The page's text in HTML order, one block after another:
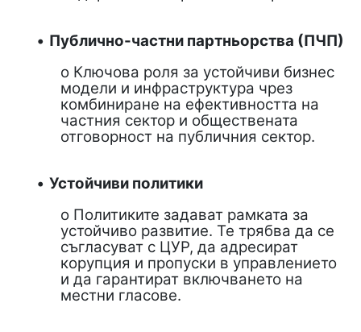
• Публично-частни партньорства (ПЧП)
o Ключова роля за устойчиви бизнес
модели и инфраструктура чрез
комбиниране на ефективността на
частния сектор и обществената
отговорност на публичния сектор.
• Устойчиви политики
o Политиките задават рамката за
устойчиво развитие. Те трябва да се
съгласуват с ЦУР, да адресират
корупция и пропуски в управлението
и да гарантират включването на
местни гласове.